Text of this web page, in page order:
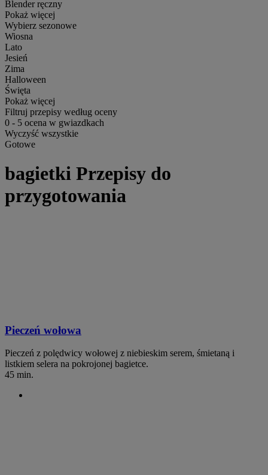
Blender ręczny
Pokaż więcej
Wybierz sezonowe
Wiosna
Lato
Jesień
Zima
Halloween
Święta
Pokaż więcej
Filtruj przepisy według oceny
0 - 5 ocena w gwiazdkach
Wyczyść wszystkie
Gotowe
bagietki Przepisy do
przygotowania
Pieczeń wołowa
Pieczeń z polędwicy wołowej z niebieskim serem, śmietaną i
listkiem selera na pokrojonej bagietce.
45 min.